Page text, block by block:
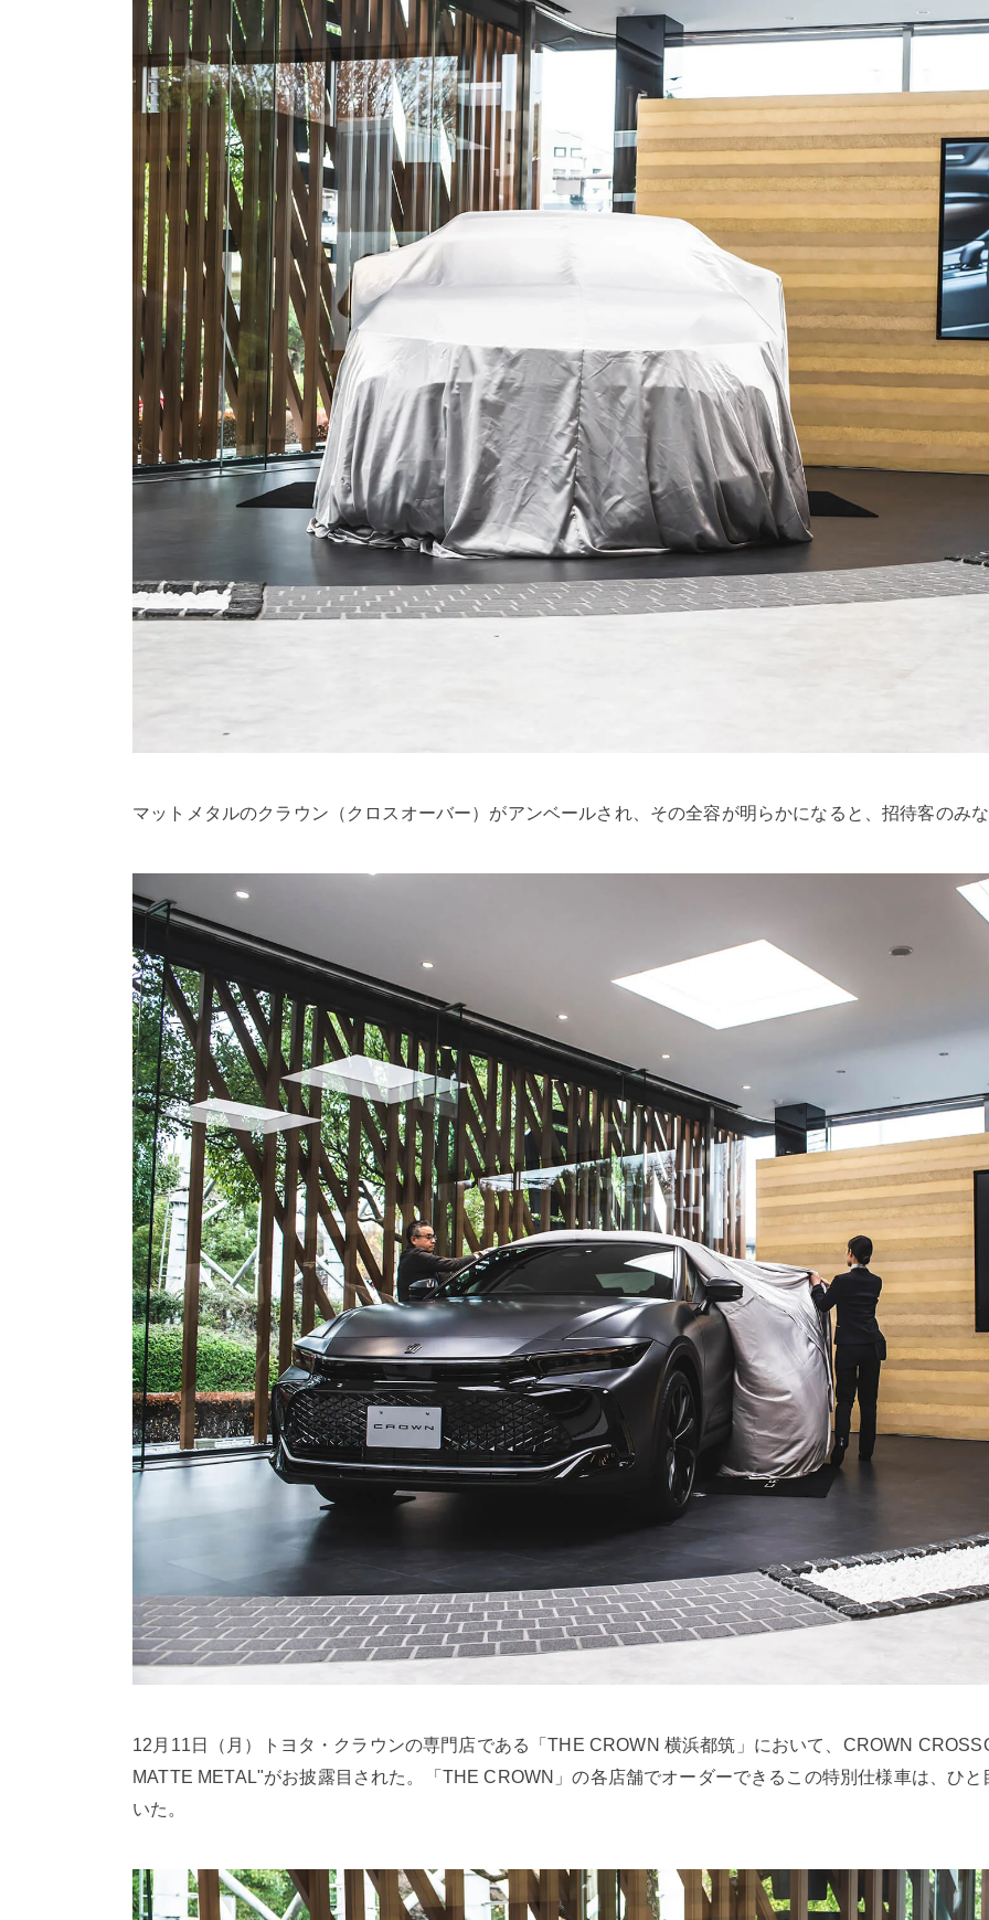
マットメタルのクラウン（クロスオーバー）がアンベールされ、その全容が明らかになると、招待客のみ
12月11日（月）トヨタ・クラウンの専門店である「THE CROWN 横浜都筑」において、CROWN
MATTE METAL"がお披露目された。「THE CROWN」の各店舗でオーダーできるこの特別仕様車は、ひ
いた。